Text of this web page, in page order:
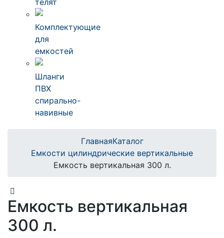
Комплектующие
для
емкостей
Шланги
ПВХ
спирально-
навивные
ГлавнаяКаталог
Емкости цилиндрические вертикальные
Емкость вертикальная 300 л.
Емкость вертикальная
300 л.